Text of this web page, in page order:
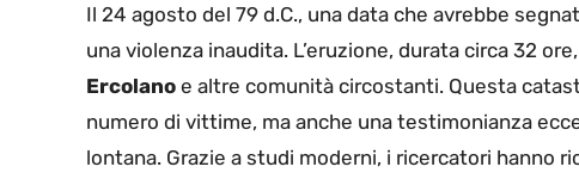
Il 24 agosto del 79 d.C., una data che avrebbe
una violenza inaudita. L’eruzione, durata circa 32
Ercolano e altre comunità circostanti. Questa
numero di vittime, ma anche una testimonianza
lontana. Grazie a studi moderni, i ricercatori hanno